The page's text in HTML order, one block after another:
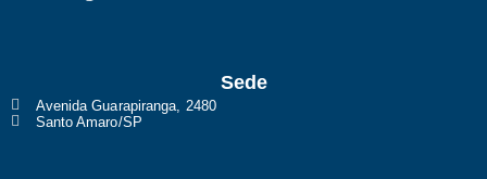
Sede
Avenida Guarapiranga, 2480
Santo Amaro/SP